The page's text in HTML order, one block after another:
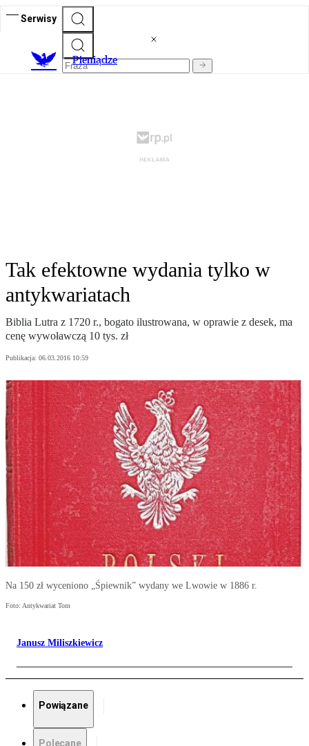
Serwisy
Pieniądze
Tak efektowne wydania tylko w
antykwariatach
Biblia Lutra z 1720 r., bogato ilustrowana, w oprawie z desek, ma
cenę wywoławczą 10 tys. zł
Publikacja: 06.03.2016 10:59
Na 150 zł wyceniono „Śpiewnik” wydany we Lwowie w 1886 r.
Foto: Antykwariat Tom
Janusz Miliszkiewicz
Powiązane
Polecane